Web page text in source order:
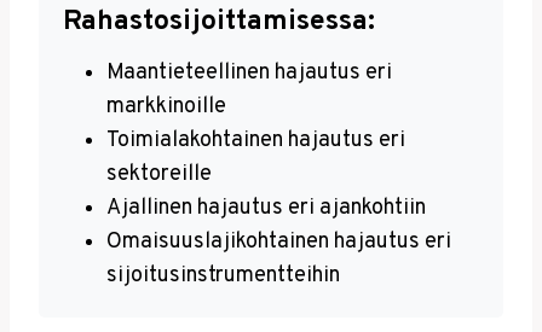
Rahastosijoittamisessa:
Maantieteellinen hajautus eri
markkinoille
Toimialakohtainen hajautus eri
sektoreille
Ajallinen hajautus eri ajankohtiin
Omaisuuslajikohtainen hajautus eri
sijoitusinstrumentteihin